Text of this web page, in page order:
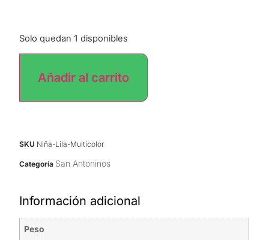
Solo quedan 1 disponibles
Añadir al carrito
SKU Niña-Lila-Multicolor
Categoría San Antoninos
Información adicional
Peso